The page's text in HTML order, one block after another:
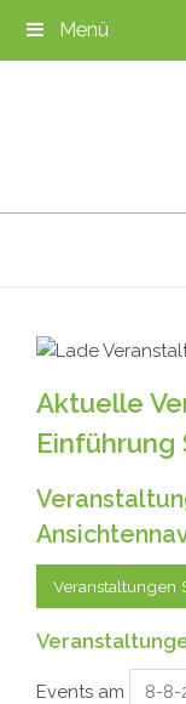
Menü
Aktuelle
Veranstaltungen
Events am